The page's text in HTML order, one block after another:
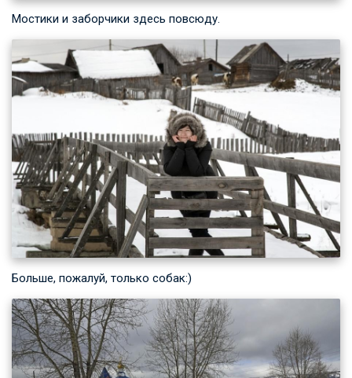
Мостики и заборчики здесь повсюду.
Больше, пожалуй, только собак:)